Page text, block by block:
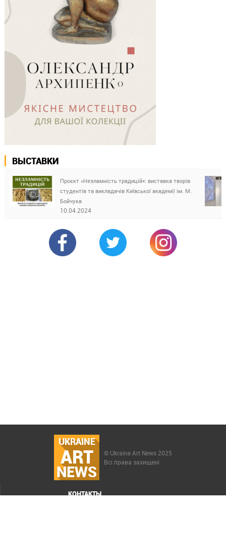
ВЫСТАВКИ
Проєкт «Незламність традицій»: виставка творів
студентів та викладачів Київської академії ім. М.
Бойчука
10.04.2024
UKRAINE
ART
NEWS
© Ukraine Art News 2025
Всі права захищені
КОНТАКТЫ